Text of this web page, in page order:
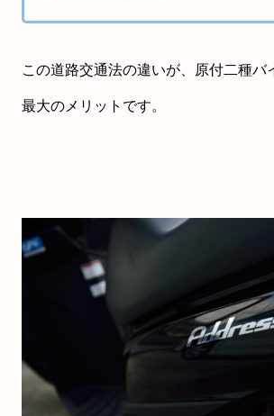
この道路交通法の違いが、原付二種バ
最大のメリットです。